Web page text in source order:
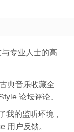
专业人士的高
典音乐收藏全
论坛评论。
我的监听环境，
户反馈。